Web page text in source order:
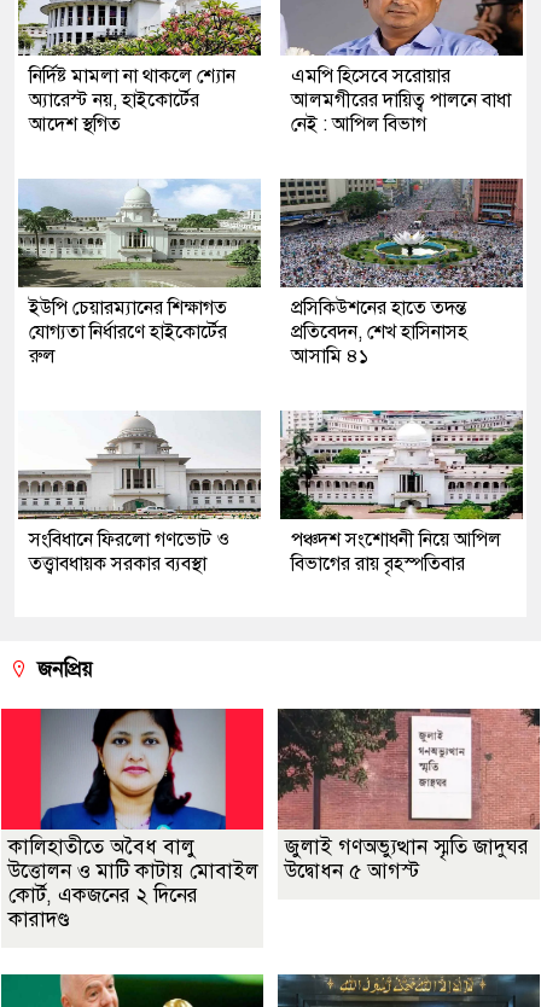
নির্দিষ্ট মামলা না থাকলে শ্যোন
অ্যারেস্ট নয়, হাইকোর্টের
আদেশ স্থগিত
এমপি​ হিসেবে সরোয়ার
আলমগীরের দায়িত্ব পালনে বাধা
নেই : আপিল বিভাগ
ইউপি চেয়ারম্যানের শিক্ষাগত
যোগ্যতা নির্ধারণে হাইকোর্টের
রুল
প্রসিকিউশনের হাতে তদন্ত
প্রতিবেদন, শেখ হাসিনাসহ
আসামি ৪১
সংবিধানে ফিরলো গণভোট ও
তত্ত্বাবধায়ক সরকার ব্যবস্থা
পঞ্চদশ সংশোধনী নিয়ে আপিল
বিভাগের রায় বৃহস্পতিবার
জনপ্রিয়
কালিহাতীতে অবৈধ বালু
উত্তোলন ও মাটি কাটায় মোবাইল
কোর্ট, একজনের ২ দিনের
কারাদণ্ড
জুলাই গণঅভ্যুত্থান স্মৃতি জাদুঘর
উদ্বোধন ৫ আগস্ট